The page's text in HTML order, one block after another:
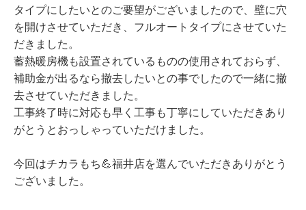
タイプにしたいとのご要望がございましたので、壁に穴
を開けさせていただき、フルオートタイプにさせていた
だきました。
蓄熱暖房機も設置されているものの使用されておらず、
補助金が出るなら撤去したいとの事でしたので一緒に撤
去させていただきました。
工事終了時に対応も早く工事も丁寧にしていただきあり
がとうとおっしゃっていただけました。
今回はチカラもち💪福井店を選んでいただきありがとう
ございました。